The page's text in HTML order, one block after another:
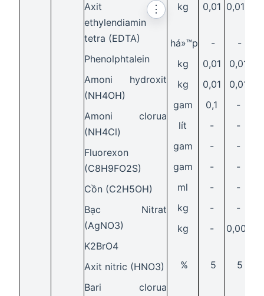
Axit
ethylendiamin
tetra (EDTA)
⋮
Phenolphtalein
Amoni hydroxit
(NH4OH)
Amoni clorua
(NH4Cl)
Fluorexon
(C8H9FO2S)
Cồn (C2H5OH)
Bạc Nitrat
(AgNO3)
K2BrO4
Axit nitric (HNO3)
Bari clorua
kg
há»™p
kg
kg
gam
lít
gam
gam
ml
kg
kg
%
0,01
-
0,01
0,01
0,1
-
-
-
-
-
-
5
0,015
-
0,01
0,01
-
-
-
-
-
-
0,001
5